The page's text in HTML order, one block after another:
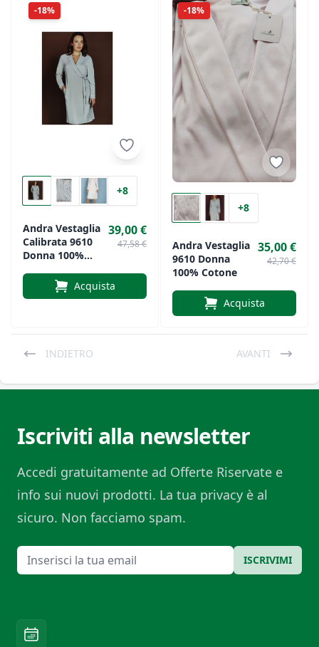
-18%
+8
Andra Vestaglia
Calibrata 9610
Donna 100%
39,00 €
47,58 €
Acquista
-18%
+8
Andra Vestaglia
9610 Donna
100% Cotone
35,00 €
42,70 €
Acquista
INDIETRO AVANTI
Iscriviti alla newsletter
Accedi gratuitamente ad Offerte Riservate e
info sui nuovi prodotti. La tua privacy è al
sicuro. Non facciamo spam.
Email ISCRIVIMI